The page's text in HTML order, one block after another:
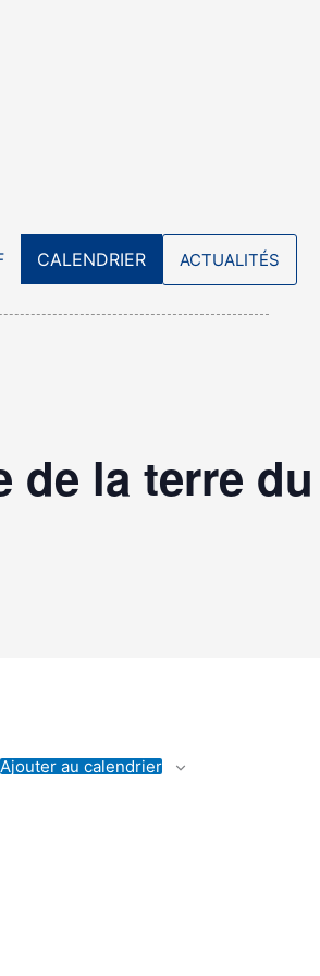
CALENDRIER ACTUALITÉS
de la terre du
Ajouter au calendrier